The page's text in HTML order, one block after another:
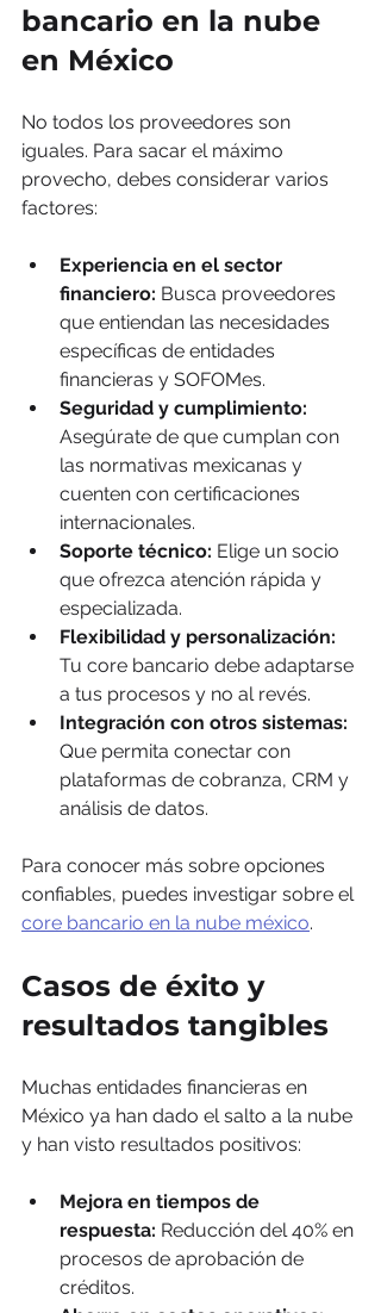
bancario en la nube
en México
No todos los proveedores son
iguales. Para sacar el máximo
provecho, debes considerar varios
factores:
Experiencia en el sector
financiero: Busca proveedores
que entiendan las necesidades
específicas de entidades
financieras y SOFOMes.
Seguridad y cumplimiento:
Asegúrate de que cumplan con
las normativas mexicanas y
cuenten con certificaciones
internacionales.
Soporte técnico: Elige un socio
que ofrezca atención rápida y
especializada.
Flexibilidad y personalización:
Tu core bancario debe adaptarse
a tus procesos y no al revés.
Integración con otros sistemas:
Que permita conectar con
plataformas de cobranza, CRM y
análisis de datos.
Para conocer más sobre opciones
confiables, puedes investigar sobre el
core bancario en la nube méxico.
Casos de éxito y
resultados tangibles
Muchas entidades financieras en
México ya han dado el salto a la nube
y han visto resultados positivos:
Mejora en tiempos de
respuesta: Reducción del 40% en
procesos de aprobación de
créditos.